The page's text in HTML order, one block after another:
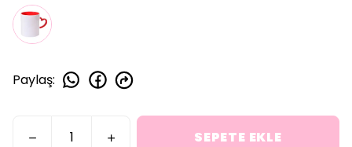
Paylaş:
SEPETE EKLE